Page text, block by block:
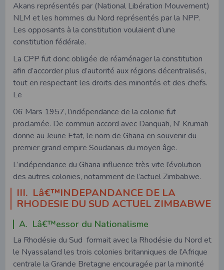
Akans représentés par (National Libération Mouvement)
NLM et les hommes du Nord représentés par la NPP.
Les opposants à la constitution voulaient d’une
constitution fédérale.
La CPP fut donc obligée de réaménager la constitution
afin d’accorder plus d’autorité aux régions décentralisés,
tout en respectant les droits des minorités et des chefs.
Le
06 Mars 1957, l’indépendance de la colonie fut
proclamée. De commun accord avec Danquah, N’ Krumah
donne au Jeune Etat, le nom de Ghana en souvenir du
premier grand empire Soudanais du moyen âge.
L’indépendance du Ghana influence très vite l’évolution
des autres colonies, notamment de l’actuel Zimbabwe.
III. Lâ€™INDEPANDANCE DE LA
RHODESIE DU SUD ACTUEL ZIMBABWE
A. Lâ€™essor du Nationalisme
La Rhodésie du Sud formait avec la Rhodésie du Nord et
le Nyassaland les trois colonies britanniques de l’Afrique
centrale la Grande Bretagne encouragée par la minorité